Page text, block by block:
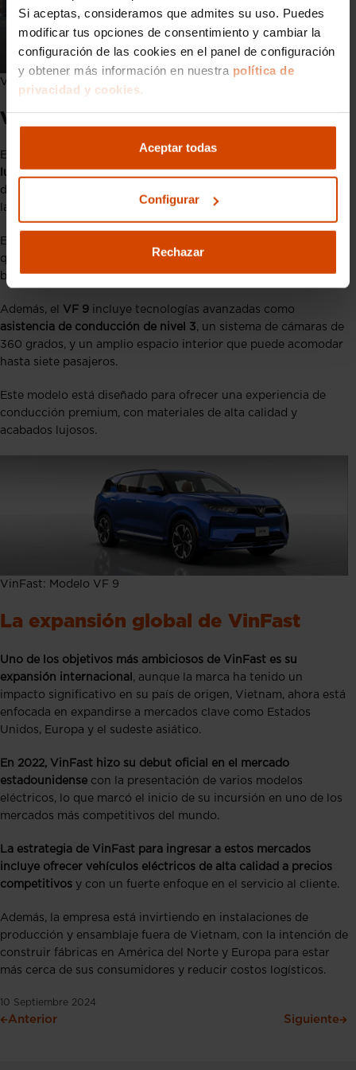
Si aceptas, consideramos que admites su uso. Puedes
modificar tus opciones de consentimiento y cambiar la
configuración de las cookies en el panel de configuración
y obtener más información en nuestra política de
privacidad y cookies.
Aceptar todas
Configurar
Rechazar
VinFast: VF 8
VinFast VF 9
El es el buque insignia de la marca, un
lujodiseñado para competir con los vehículos más avanzados
del mercado que con un enfoque en el confort, la tecnología y
la sostenibilidad, el
ofrece espacio, potencia y autonomía
El modelo tiene una autonomía de hasta 550 kilómetros, lo
que lo convierte en una opción atractiva para aquellos que
buscan un SUV eléctrico para desplazamientos largos.
Además, el VF 9 incluye tecnologías avanzadas como
asistencia de conducción de nivel 3, un sistema de cámaras de
360 grados, y un amplio espacio interior que puede acomodar
hasta siete pasajeros.
Este modelo está diseñado para ofrecer una experiencia de
conducción premium, con materiales de alta calidad y
acabados lujosos.
VinFast: Modelo VF 9
La expansión global de VinFast
Uno de los objetivos más ambiciosos de VinFast es su
expansión internacional , aunque la marca ha tenido un
impacto significativo en su país de origen, Vietnam, ahora está
enfocada en expandirse a mercados clave como Estados
Unidos, Europa y el sudeste asiático.
En 2022, VinFast hizo su debut oficial en el mercado
estadounidense con la presentación de varios modelos
eléctricos, lo que marcó el inicio de su incursión en uno de los
mercados más competitivos del mundo.
La estrategia de VinFast para ingresar a estos mercados
incluye ofrecer vehículos eléctricos de alta calidad a precios
competitivos y con un fuerte enfoque en el servicio al cliente.
Además, la empresa está invirtiendo en instalaciones de
producción y ensamblaje fuera de Vietnam, con la intención de
construir fábricas en América del Norte y Europa para estar
más cerca de sus consumidores y reducir costos logísticos.
10 Septiembre 2024
Anterior Siguiente